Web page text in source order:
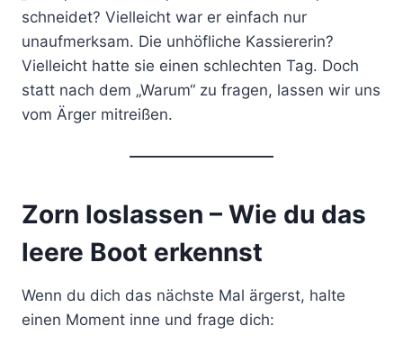
schneidet? Vielleicht war er einfach nur
unaufmerksam. Die unhöfliche Kassiererin?
Vielleicht hatte sie einen schlechten Tag. Doch
statt nach dem „Warum“ zu fragen, lassen wir uns
vom Ärger mitreißen.
Zorn loslassen – Wie du das
leere Boot erkennst
Wenn du dich das nächste Mal ärgerst, halte
einen Moment inne und frage dich: